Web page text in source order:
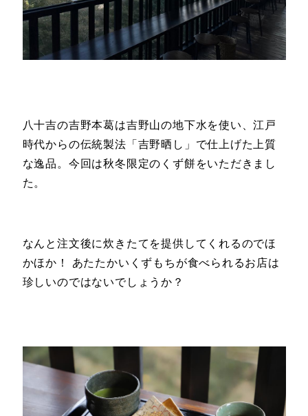
八十吉の吉野本葛は吉野山の地下水を使い、江戸
時代からの伝統製法「吉野晒し」で仕上げた上質
な逸品。今回は秋冬限定のくず餅をいただきまし
た。
なんと注文後に炊きたてを提供してくれるのでほ
かほか！ あたたかいくずもちが食べられるお店は
珍しいのではないでしょうか？